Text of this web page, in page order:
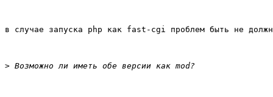
в случае запуска php как fast-cgi проблем быть не
>